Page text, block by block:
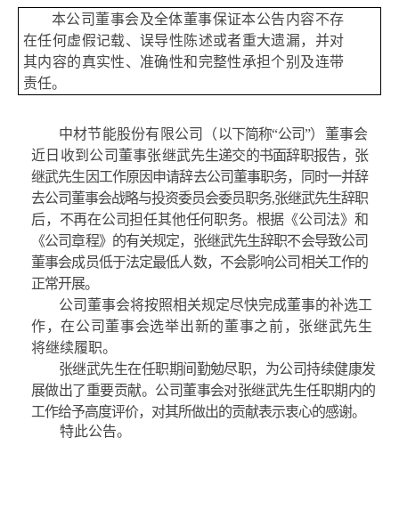
本公司董事会及全体董事保证本公告内容不存
在任何虚假记载、误导性陈述或者重大遗漏，并对
其内容的真实性、准确性和完整性承担个别及连带
责任。
中材节能股份有限公司（以下简称“公司”）董事会
近日收到公司董事张继武先生递交的书面辞职报告， 张
继武先生因工作原因申请辞去公司董事职务，同时一并辞
去公司董事会战略与投资委员会委员职务,张继武先生辞职
后，不再在公司担任其他任何职务。根据《公司法》和
《公司章程》的有关规定， 张继武先生辞职不会导致公司
董事会成员低于法定最低人数，不会影响公司相关工作的
正常开展。
公司董事会将按照相关规定尽快完成董事的补选工
作，在公司董事会选举出新的董事之前， 张继武先生
将继续履职。
张继武先生在任职期间勤勉尽职，为公司持续健康发
展做出了重要贡献。公司董事会对张继武先生任职期内的
工作给予高度评价，对其所做出的贡献表示衷心的感谢。
特此公告。